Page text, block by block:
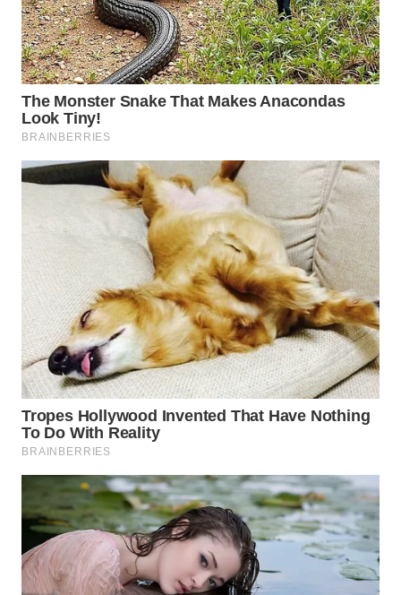
WN
LANGKAT
WN
TAPANULI
SELATAN
WN
TANJUNG
WN
KARO
WN
SIMALUNGUN
WN
WN
TAPANULI
TENGAH
WN DELI
SERDANG